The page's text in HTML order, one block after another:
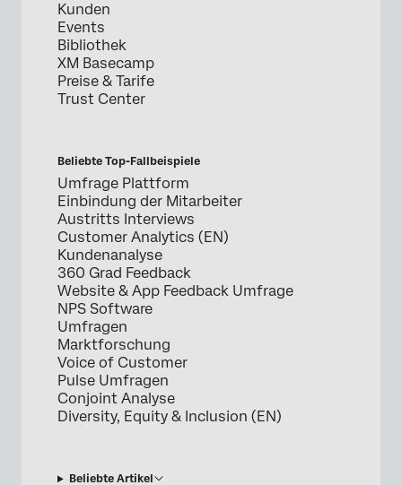
Kunden
Events
Bibliothek
XM Basecamp
Preise & Tarife
Trust Center
Beliebte Top-Fallbeispiele
Umfrage Plattform
Einbindung der Mitarbeiter
Austritts Interviews
Customer Analytics (EN)
Kundenanalyse
360 Grad Feedback
Website & App Feedback Umfrage
NPS Software
Umfragen
Marktforschung
Voice of Customer
Pulse Umfragen
Conjoint Analyse
Diversity, Equity & Inclusion (EN)
Beliebte Artikel